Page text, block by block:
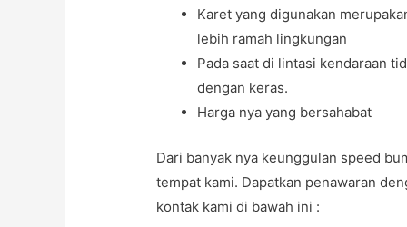
Karet yang digunakan
lebih ramah lingkungan
Pada saat di lintasi kendaraan
dengan keras.
Harga nya yang bersahabat
Dari banyak nya keunggulan speed
tempat kami. Dapatkan penawaran
kontak kami di bawah ini :